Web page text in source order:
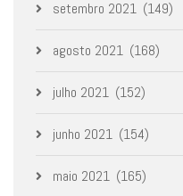
setembro 2021 (149)
agosto 2021 (168)
julho 2021 (152)
junho 2021 (154)
maio 2021 (165)